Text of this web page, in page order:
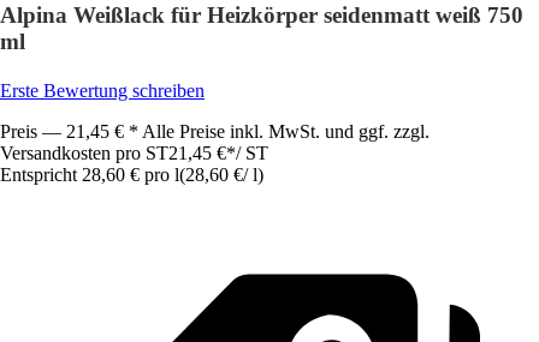
Alpina Weißlack für Heizkörper seidenmatt weiß 750
ml
Erste Bewertung schreiben
Preis — 21,45 € * Alle Preise inkl. MwSt. und ggf. zzgl.
Versandkosten pro ST21,45 €*/ ST
Entspricht 28,60 € pro l(28,60 €/ l)